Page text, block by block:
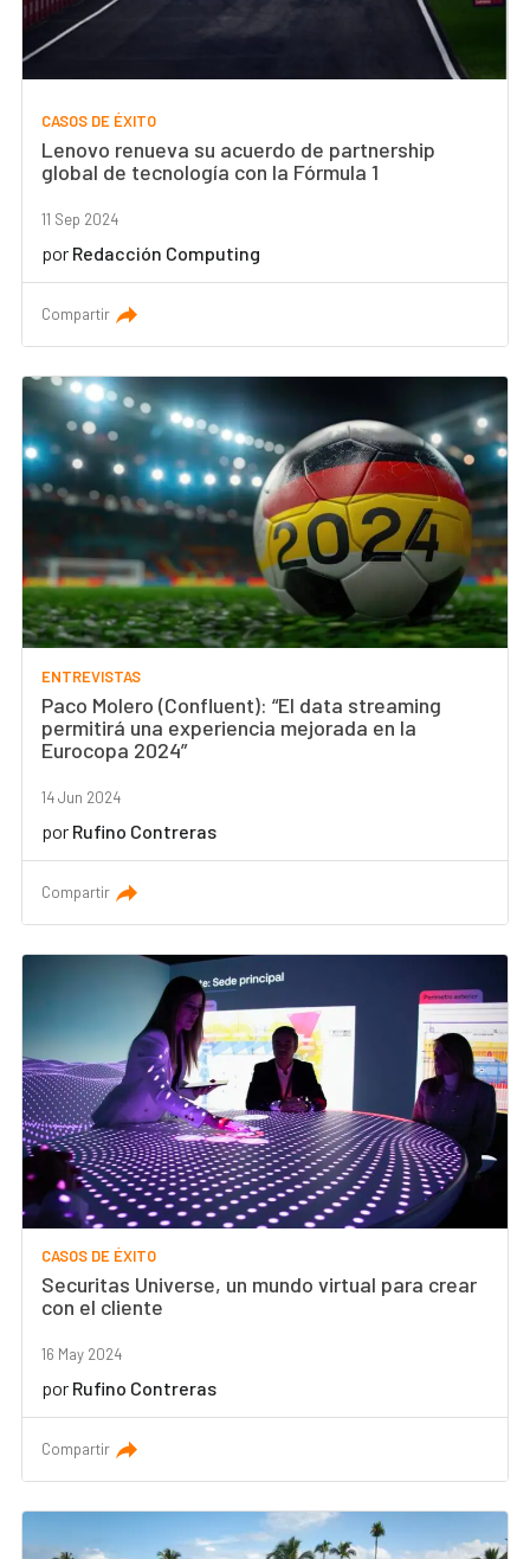
CASOS DE ÉXITO
Lenovo renueva su acuerdo de partnership
global de tecnología con la Fórmula 1
11 Sep 2024
por Redacción Computing
Compartir
ENTREVISTAS
Paco Molero (Confluent): “El data streaming
permitirá una experiencia mejorada en la
Eurocopa 2024”
14 Jun 2024
por Rufino Contreras
Compartir
CASOS DE ÉXITO
Securitas Universe, un mundo virtual para crear
con el cliente
16 May 2024
por Rufino Contreras
Compartir